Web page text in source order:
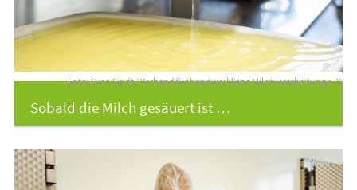
Foto: Sven Sindt / Verband für handwerkliche Milchverarbeitung e. V.
Sobald die Milch gesäuert ist …